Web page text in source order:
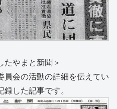
たやまと新聞＞
会の活動の詳細を伝えてい
した記事です。